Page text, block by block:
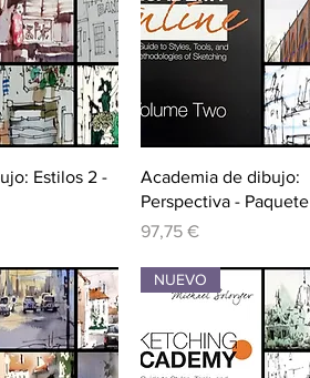
Estilos 2 -
Vista rápida
Academia de dibujo:
Perspectiva - Paquete
Precio
97,75 €
NUEVO